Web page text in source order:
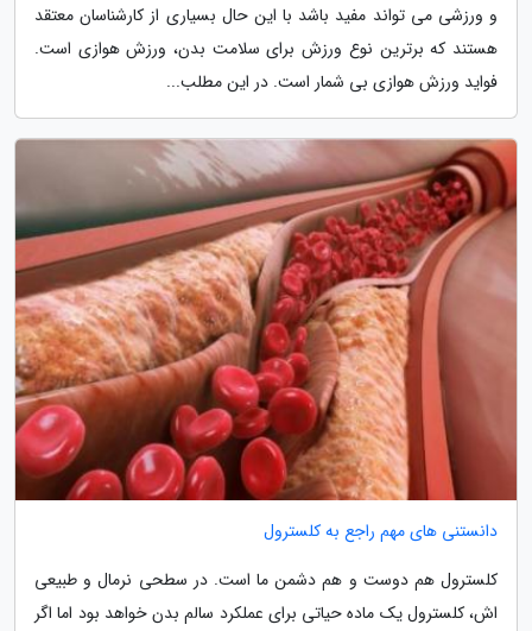
و ورزشی می تواند مفید باشد با این حال بسیاری از کارشناسان معتقد
هستند که برترین نوع ورزش برای سلامت بدن، ورزش هوازی است.
فواید ورزش هوازی بی شمار است. در این مطلب...
دانستنی های مهم راجع به کلسترول
کلسترول هم دوست و هم دشمن ما است. در سطحی نرمال و طبیعی
اش، کلسترول یک ماده حیاتی برای عملکرد سالم بدن خواهد بود اما اگر